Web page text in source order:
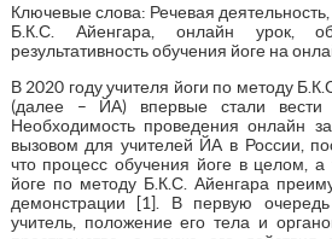
Ключевые слова: Речевая
Б.К.С. Айенгара, онлайн урок,
результативность обучения йоге на
В 2020 году учителя йоги по методу
(далее – ЙА) впервые стали вести
Необходимость проведения онлайн
вызовом для учителей ЙА в России,
что процесс обучения йоге в целом, а
йоге по методу Б.К.С. Айенгара
демонстрации [1]. В первую
учитель, положение его тела и